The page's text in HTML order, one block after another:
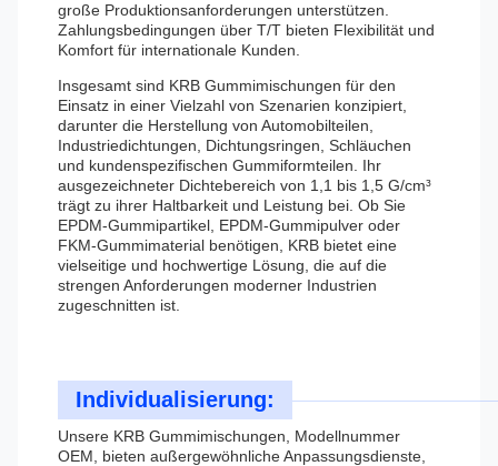
große Produktionsanforderungen unterstützen.
Zahlungsbedingungen über T/T bieten Flexibilität und
Komfort für internationale Kunden.
Insgesamt sind KRB Gummimischungen für den
Einsatz in einer Vielzahl von Szenarien konzipiert,
darunter die Herstellung von Automobilteilen,
Industriedichtungen, Dichtungsringen, Schläuchen
und kundenspezifischen Gummiformteilen. Ihr
ausgezeichneter Dichtebereich von 1,1 bis 1,5 G/cm³
trägt zu ihrer Haltbarkeit und Leistung bei. Ob Sie
EPDM-Gummipartikel, EPDM-Gummipulver oder
FKM-Gummimaterial benötigen, KRB bietet eine
vielseitige und hochwertige Lösung, die auf die
strengen Anforderungen moderner Industrien
zugeschnitten ist.
Individualisierung:
Unsere KRB Gummimischungen, Modellnummer
OEM, bieten außergewöhnliche Anpassungsdienste,